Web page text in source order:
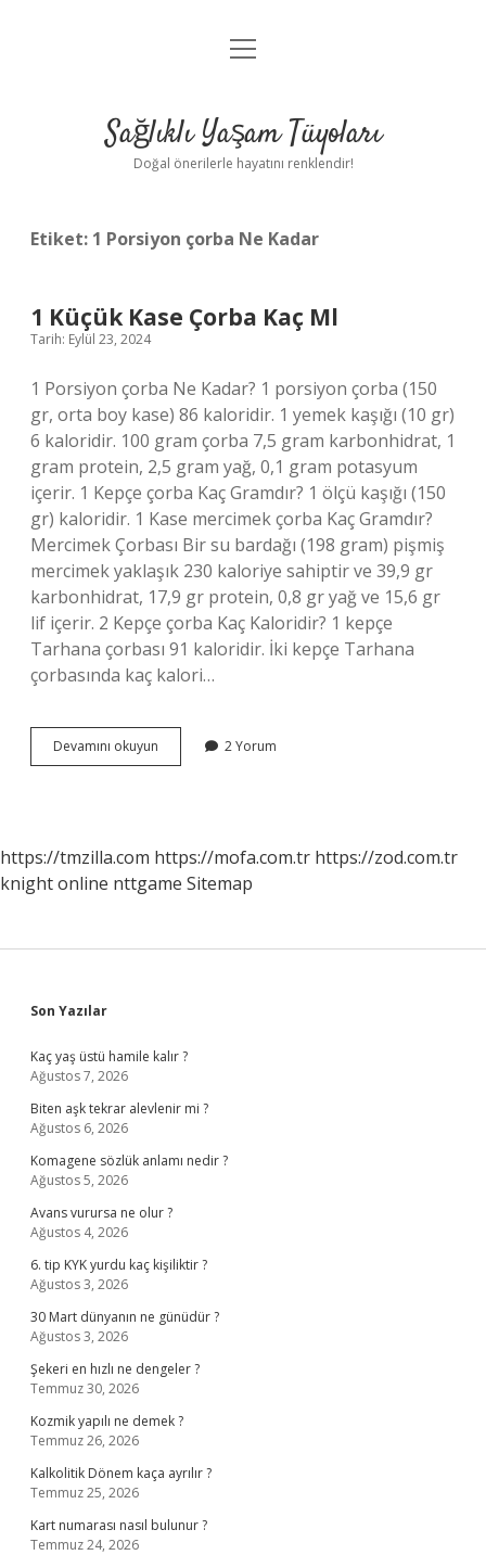
Anasayfa
Yasal Uyarı
menüyü
Sağlıklı Yaşam Tüyoları
Doğal önerilerle hayatını renklendir!
Etiket: 1 Porsiyon çorba Ne Kadar
1 Küçük Kase Çorba Kaç Ml
Tarih: Eylül 23, 2024
1 Porsiyon çorba Ne Kadar? 1 porsiyon çorba (150
gr, orta boy kase) 86 kaloridir. 1 yemek kaşığı (10 gr)
6 kaloridir. 100 gram çorba 7,5 gram karbonhidrat, 1
gram protein, 2,5 gram yağ, 0,1 gram potasyum
içerir. 1 Kepçe çorba Kaç Gramdır? 1 ölçü kaşığı (150
gr) kaloridir. 1 Kase mercimek çorba Kaç Gramdır?
Mercimek Çorbası Bir su bardağı (198 gram) pişmiş
mercimek yaklaşık 230 kaloriye sahiptir ve 39,9 gr
karbonhidrat, 17,9 gr protein, 0,8 gr yağ ve 15,6 gr
lif içerir. 2 Kepçe çorba Kaç Kaloridir? 1 kepçe
Tarhana çorbası 91 kaloridir. İki kepçe Tarhana
çorbasında kaç kalori…
Devamını okuyun
Küçük
2 Yorum
https://tmzilla.com https://mofa.com.tr https://zod.com.tr
knight online nttgame Sitemap
Sidebar
Son Yazılar
Kaç yaş üstü hamile kalır ?
Ağustos 7, 2026
Biten aşk tekrar alevlenir mi ?
Ağustos 6, 2026
Komagene sözlük anlamı nedir ?
Ağustos 5, 2026
Avans vurursa ne olur ?
Ağustos 4, 2026
6. tip KYK yurdu kaç kişiliktir ?
Ağustos 3, 2026
30 Mart dünyanın ne günüdür ?
Ağustos 3, 2026
Şekeri en hızlı ne dengeler ?
Temmuz 30, 2026
Kozmik yapılı ne demek ?
Temmuz 26, 2026
Kalkolitik Dönem kaça ayrılır ?
Temmuz 25, 2026
Kart numarası nasıl bulunur ?
Temmuz 24, 2026